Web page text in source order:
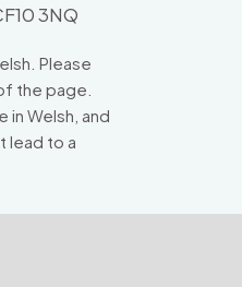
3NQ
Please
the page.
Welsh, and
lead to a